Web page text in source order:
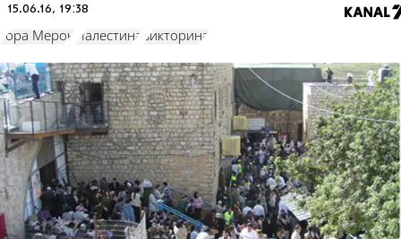
15.06.16, 19:38
гора Мерон Палестина викторина